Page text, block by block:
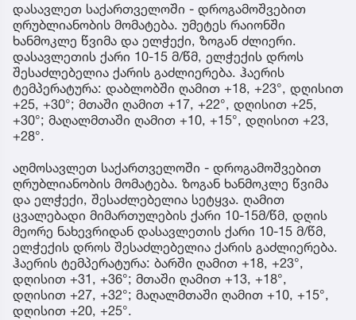
დასავლეთ საქართველოში - დროგამოშვებით
ღრუბლიანობის მომატება. უმეტეს რაიონში
ხანმოკლე წვიმა და ელჭექი, ზოგან ძლიერი.
დასავლეთის ქარი 10-15 მ/წმ, ელჭექის დროს
შესაძლებელია ქარის გაძლიერება. ჰაერის
ტემპერატურა: დაბლობში ღამით +18, +23°, დღისით
+25, +30°; მთაში ღამით +17, +22°, დღისით +25,
+30°; მაღალმთაში ღამით +10, +15°, დღისით +23,
+28°.
აღმოსავლეთ საქართველოში - დროგამოშვებით
ღრუბლიანობის მომატება. ზოგან ხანმოკლე წვიმა
და ელჭექი, შესაძლებელია სეტყვა. ღამით
ცვალებადი მიმართულების ქარი 10-15მ/წმ, დღის
მეორე ნახევრიდან დასავლეთის ქარი 10-15 მ/წმ,
ელჭექის დროს შესაძლებელია ქარის გაძლიერება.
ჰაერის ტემპერატურა: ბარში ღამით +18, +23°,
დღისით +31, +36°; მთაში ღამით +13, +18°,
დღისით +27, +32°; მაღალმთაში ღამით +10, +15°,
დღისით +20, +25°.